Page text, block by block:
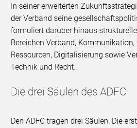
In seiner erweiterten
der Verband seine
formuliert darüber hinaus
Bereichen Verband,
Ressourcen, Digitalisierung sowie
Technik und Recht.
Die drei Säulen des ADFC
Den ADFC tragen drei Säulen: Die